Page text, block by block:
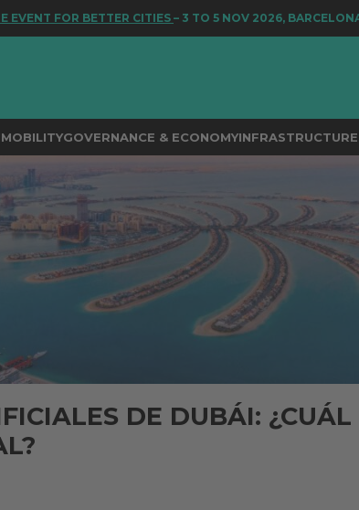
BETTER CITIES– 3 TO 5 NOV 2026, BARCELONA
MOBILITYGOVERNANCE & ECONOMY
DE DUBÁI: ¿CUÁL